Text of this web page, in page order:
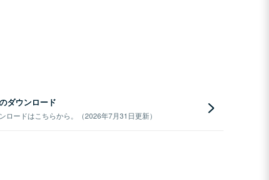
ダウンロード
ロードはこちらから。（2026年7月31日更新）